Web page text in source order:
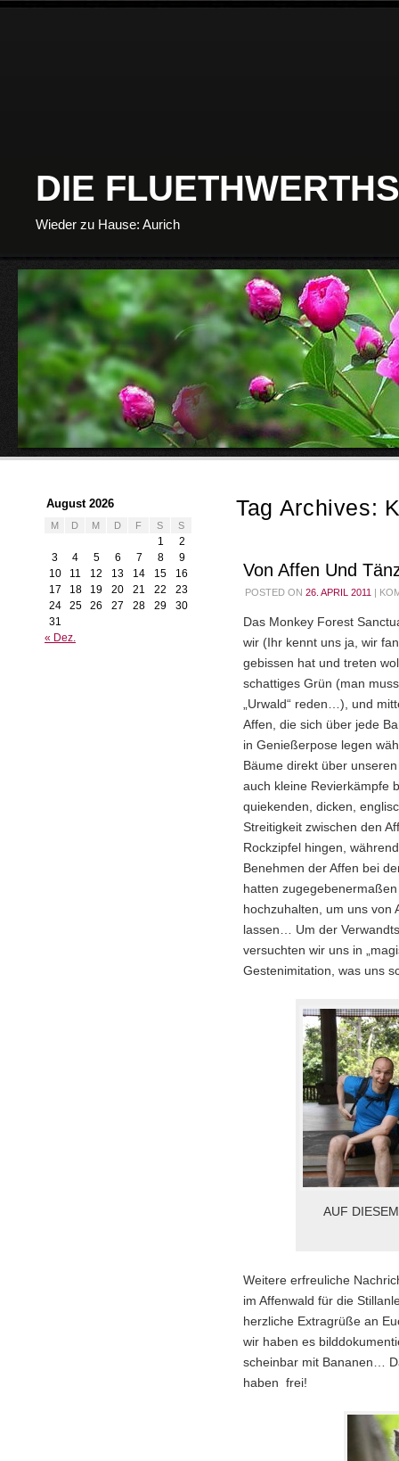
DIE
Wieder zu Hause: Aurich
Tag Archives:
Von Affen Und
POSTED ON 26. APRIL 2011 |
Das Monkey Forest
wir (Ihr kennt uns ja, wir
gebissen hat und treten
schattiges Grün (man
„Urwald“ reden…), und
Affen, die sich über jede
in Genießerpose legen
Bäume direkt über
auch kleine Revierkämpfe
quiekenden, dicken,
Streitigkeit zwischen den
Rockzipfel hingen,
Benehmen der Affen bei
hatten
hochzuhalten, um uns von
lassen… Um der
versuchten wir uns in
Gestenimitation, was uns
AUF
Weitere erfreuliche
im Affenwald für die
herzliche Extragrüße an
wir haben es
scheinbar mit Bananen…
haben frei!
August 2026
M D M D F S S
1
2
3
4 5 6 7 8
9
10
11 12 13 14 15
16
17
18 19 20 21 22
23
24
25 26 27 28 29
30
31
« Dez.